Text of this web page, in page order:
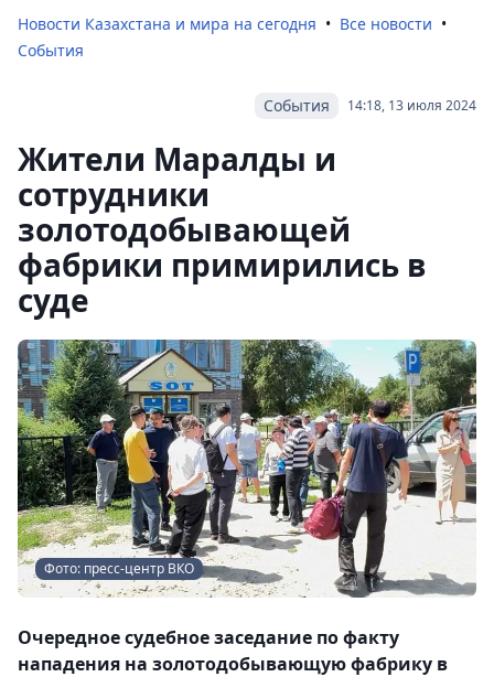
Новости Казахстана и мира на сегодня
Все новости
События
14:18, 13 июля 2024
События
Жители Маралды и
сотрудники
золотодобывающей
фабрики примирились в
суде
Фото: пресс-центр ВКО
Очередное судебное заседание по факту
нападения на золотодобывающую фабрику в